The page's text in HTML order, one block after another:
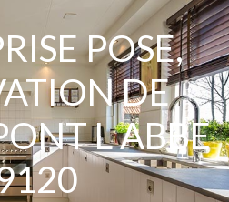
POSE,
DE
L ABBE